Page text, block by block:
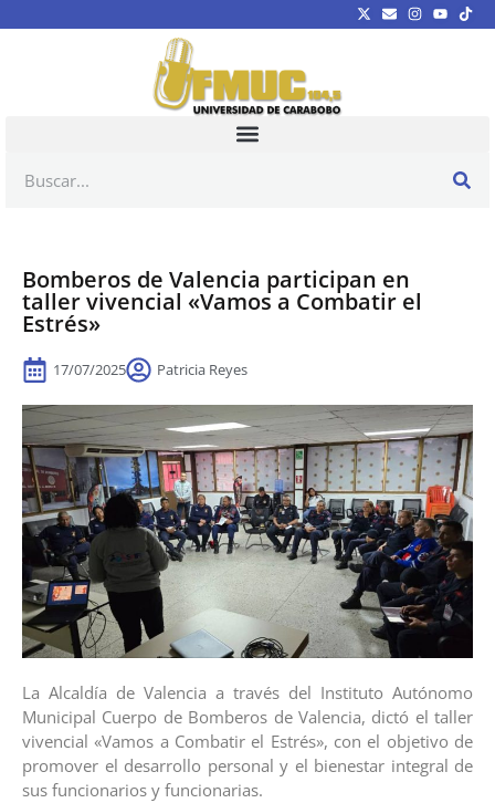
Bomberos de Valencia participan en
taller vivencial «Vamos a Combatir el
Estrés»
17/07/2025 Patricia Reyes
La Alcaldía de Valencia a través del Instituto Autónomo
Municipal Cuerpo de Bomberos de Valencia, dictó el taller
vivencial «Vamos a Combatir el Estrés», con el objetivo de
promover el desarrollo personal y el bienestar integral de
sus funcionarios y funcionarias.